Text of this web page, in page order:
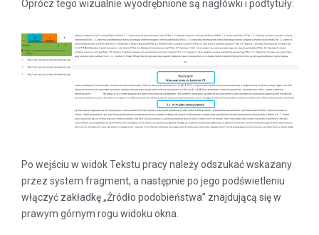
Oprócz tego wizualnie wyodrębnione są nagłówki i podtytuły:
Po wejściu w widok Tekstu pracy należy odszukać wskazany
przez system fragment, a następnie po jego podświetleniu
włączyć zakładkę „Źródło podobieństwa” znajdującą się w
prawym górnym rogu widoku okna.